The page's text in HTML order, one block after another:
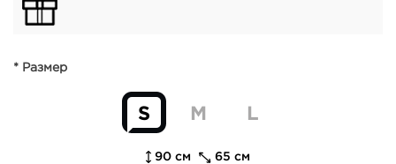
* Размер
S M L
90 см 65 см